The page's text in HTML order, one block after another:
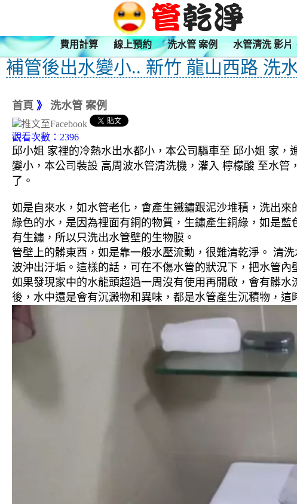
費用計算 線上預約 洗水管 案例 水管清洗 影片
補管後出水變小.. 新竹 龍山西路 洗
首頁 》 洗水管 案例
觀看次數：2396
邱小姐 家裡的冷熱水出水都小，本公司驅車至 邱小姐 家 ，
變小，本公司裝設 高周波水管清洗機，灌入 檸檬酸 至水
了。
如是自來水，如水管老化，會產生鐵鏽跟泥沙堆積，洗出
綠色的水，是因為裡面有銅的物質，生鏽產生銅綠，如是
有生鏽，所以只洗出水管壁的生物膜。
管壁上的髒東西，如是靠一般水壓流動，很難清乾淨。 清
波沖出汙垢。這樣的話，可在不傷水管的狀況下，把水管內
如果發現家中的水龍頭超過一周沒有使用再開啟，會有髒
後，水中還是會有沉澱物和異味，都是水管產生沉積物，這